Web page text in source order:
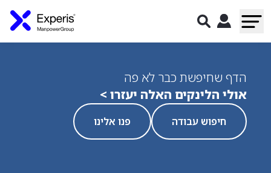
הדף שחיפשת כבר לא פה
אולי הלינקים האלה יעזרו >
חיפוש עבודה פנו אלינו